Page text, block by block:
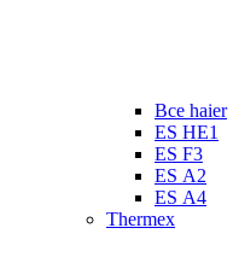
Все haier
ES HE1
ES F3
ES А2
ES А4
Thermex